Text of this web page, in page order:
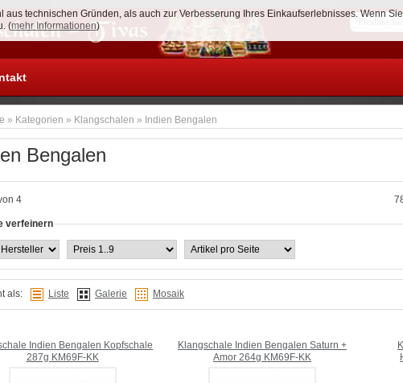
» Kategorien » Klangschalen » Indien Bengalen
Bengalen
4
verfeinern
als: Liste Galerie Mosaik
Indien Bengalen Kopfschale
287g KM69F-KK
Klangschale Indien Bengalen Saturn +
Amor 264g KM69F-KK
technischen Gründen, als auch zur Verbesserung Ihres Einkaufserlebnisses. Wenn
(mehr Informationen)